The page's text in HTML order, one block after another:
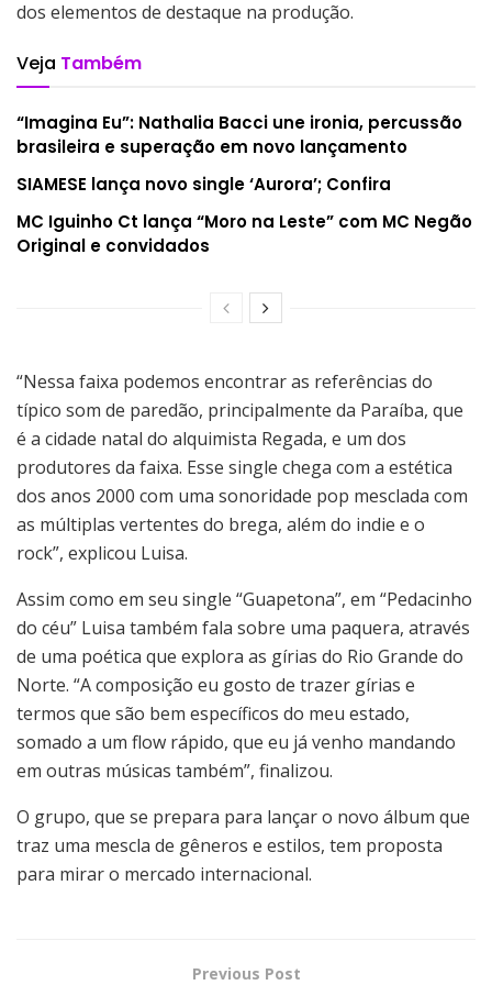
dos elementos de destaque na produção.
Veja Também
“Imagina Eu”: Nathalia Bacci une ironia, percussão
brasileira e superação em novo lançamento
SIAMESE lança novo single ‘Aurora’; Confira
MC Iguinho Ct lança “Moro na Leste” com MC Negão
Original e convidados
“Nessa faixa podemos encontrar as referências do
típico som de paredão, principalmente da Paraíba, que
é a cidade natal do alquimista Regada, e um dos
produtores da faixa. Esse single chega com a estética
dos anos 2000 com uma sonoridade pop mesclada com
as múltiplas vertentes do brega, além do indie e o
rock”, explicou Luisa.
Assim como em seu single “Guapetona”, em “Pedacinho
do céu” Luisa também fala sobre uma paquera, através
de uma poética que explora as gírias do Rio Grande do
Norte. “A composição eu gosto de trazer gírias e
termos que são bem específicos do meu estado,
somado a um flow rápido, que eu já venho mandando
em outras músicas também”, finalizou.
O grupo, que se prepara para lançar o novo álbum que
traz uma mescla de gêneros e estilos, tem proposta
para mirar o mercado internacional.
Previous Post